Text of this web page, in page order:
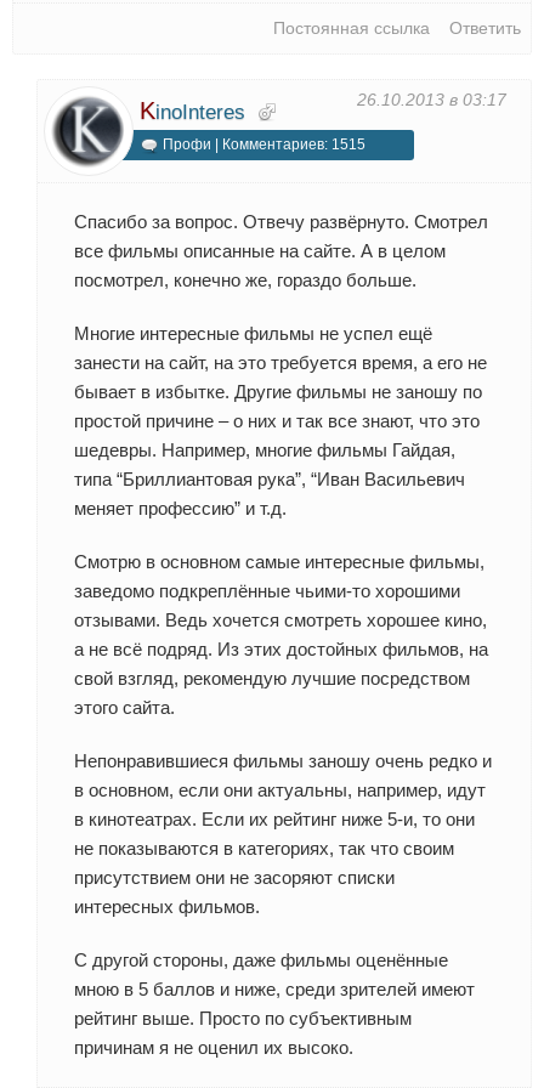
Постоянная ссылка Ответить
26.10.2013 в 03:17
KinoInteres
Профи | Комментариев: 1515
Спасибо за вопрос. Отвечу развёрнуто. Смотрел
все фильмы описанные на сайте. А в целом
посмотрел, конечно же, гораздо больше.
Многие интересные фильмы не успел ещё
занести на сайт, на это требуется время, а его не
бывает в избытке. Другие фильмы не заношу по
простой причине – о них и так все знают, что это
шедевры. Например, многие фильмы Гайдая,
типа “Бриллиантовая рука”, “Иван Васильевич
меняет профессию” и т.д.
Смотрю в основном самые интересные фильмы,
заведомо подкреплённые чьими-то хорошими
отзывами. Ведь хочется смотреть хорошее кино,
а не всё подряд. Из этих достойных фильмов, на
свой взгляд, рекомендую лучшие посредством
этого сайта.
Непонравившиеся фильмы заношу очень редко и
в основном, если они актуальны, например, идут
в кинотеатрах. Если их рейтинг ниже 5-и, то они
не показываются в категориях, так что своим
присутствием они не засоряют списки
интересных фильмов.
С другой стороны, даже фильмы оценённые
мною в 5 баллов и ниже, среди зрителей имеют
рейтинг выше. Просто по субъективным
причинам я не оценил их высоко.